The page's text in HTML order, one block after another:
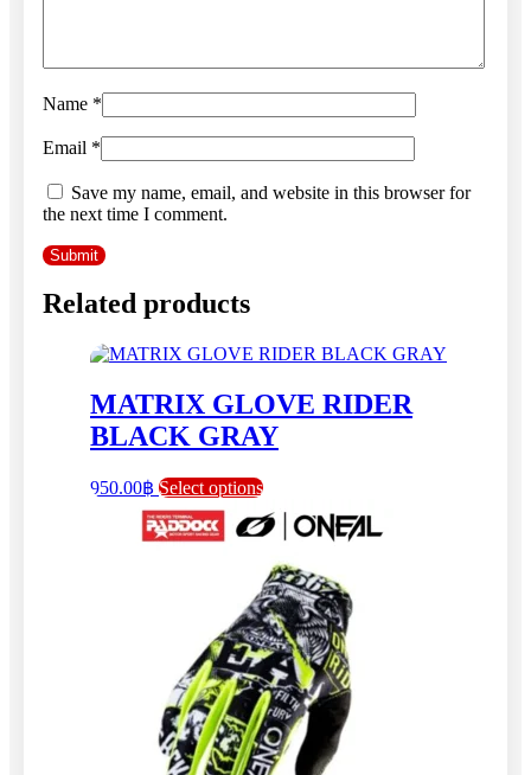
Name *
Email *
Save my name, email, and website in this browser for
the next time I comment.
Related products
MATRIX GLOVE RIDER
BLACK GRAY
950.00฿ Select optionsThis
has
variants.
The
options
may
be
chosen
on
the
product
page